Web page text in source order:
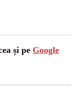
și pe Google